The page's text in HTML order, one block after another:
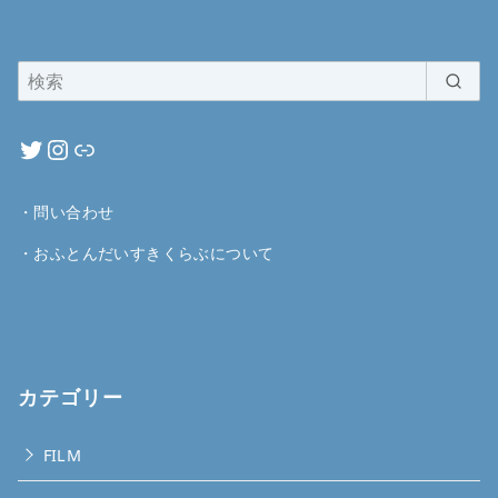
・ 問い合わせ
・ おふとんだいすきくらぶについて
カテゴリー
FILM